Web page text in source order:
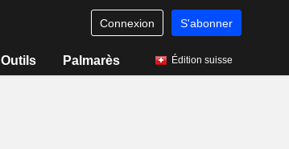
Connexion S'abonner
Outils Palmarès Édition suisse